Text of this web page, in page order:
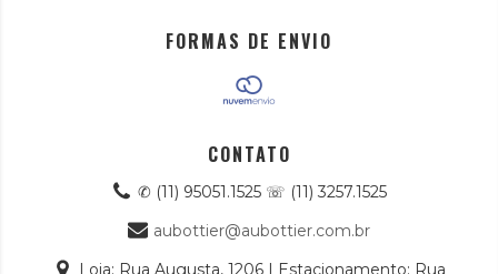
FORMAS DE ENVIO
CONTATO
✆ (11) 95051.1525 ☏ (11) 3257.1525
aubottier@aubottier.com.br
Loja: Rua Augusta, 1206 | Estacionamento: Rua